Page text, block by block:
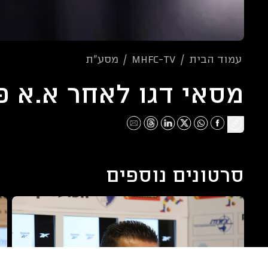
עמוד הבית /
mhfc-tv
/ מסע"ת
מסאי דגו לאחר א.א
סרטונים נוספים